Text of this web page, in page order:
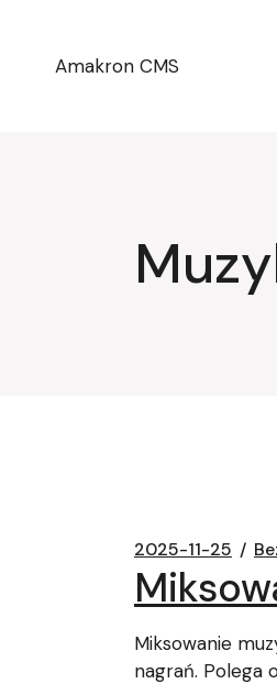
Amakron CMS
2025-11-25
Miksowanie
nagrań. Polega